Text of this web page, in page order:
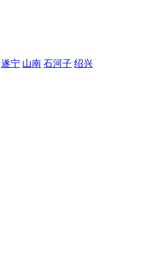
遂宁 山南 石河子 绍兴